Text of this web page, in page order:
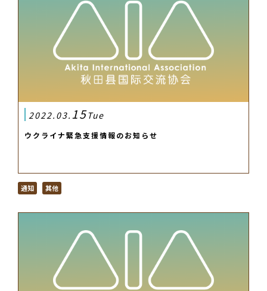
2022.03. 15Tue
ウクライナ緊急支援情報のお知らせ
通知 其他